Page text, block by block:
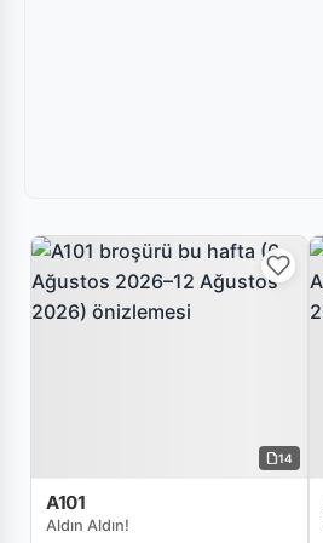
14
A101
Aldın Aldın!